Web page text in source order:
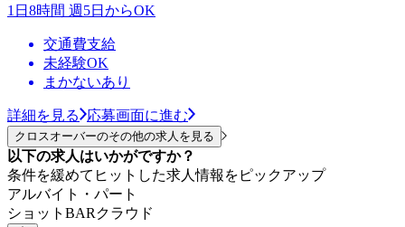
1日8時間 週5日からOK
交通費支給
未経験OK
まかないあり
詳細を見る 応募画面に進む
クロスオーバーのその他の求人を見る
以下の求人はいかがですか？
条件を緩めてヒットした求人情報をピックアップ
アルバイト・パート
ショットBARクラウド